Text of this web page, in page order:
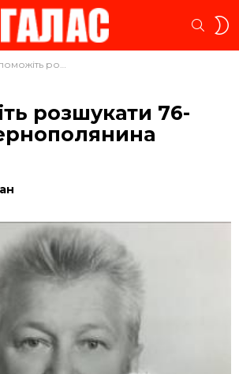
76-річного тернополянина (ФОТО)
розшукати 76-